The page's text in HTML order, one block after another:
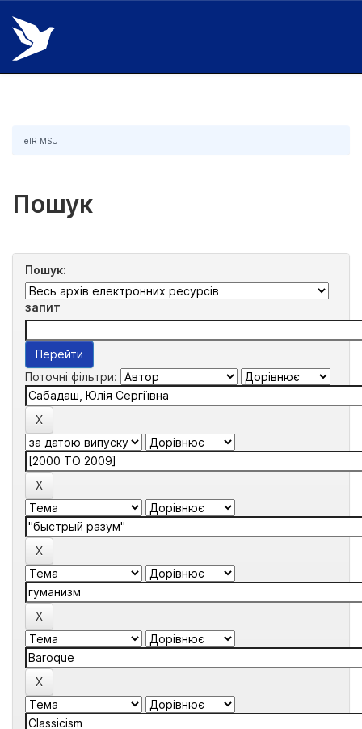
Skip
navigation
eIR MSU
Пошук
Пошук:
запит
Поточні фільтри: